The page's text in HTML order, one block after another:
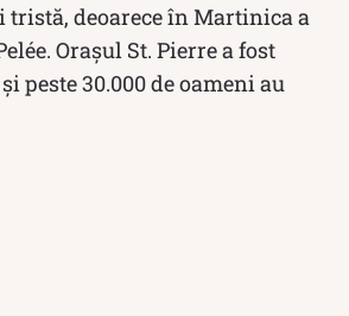
tristă, deoarece în Martinica a
Orașul St. Pierre a fost
peste 30.000 de oameni au